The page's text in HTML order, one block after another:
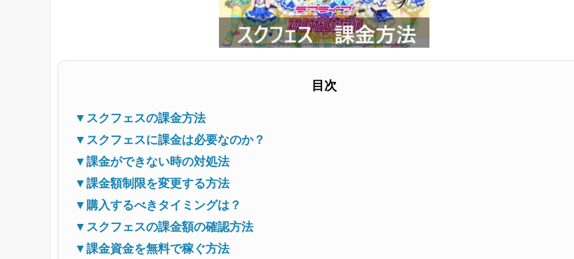
目次
▼スクフェスの課金方法
▼スクフェスに課金は必要なのか？
▼課金ができない時の対処法
▼課金額制限を変更する方法
▼購入するべきタイミングは？
▼スクフェスの課金額の確認方法
▼課金資金を無料で稼ぐ方法